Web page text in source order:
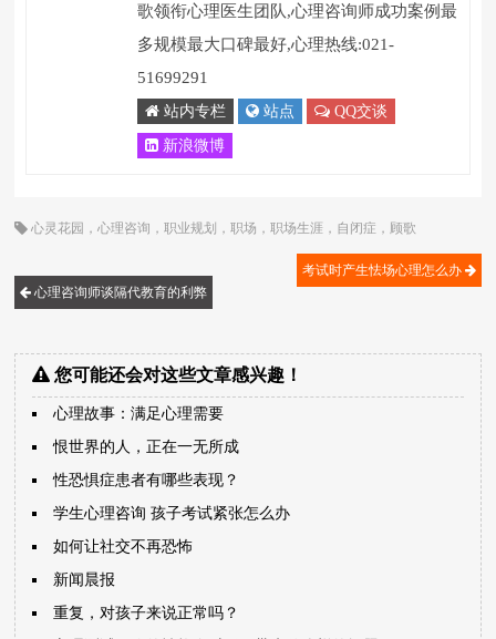
歌领衔心理医生团队,心理咨询师成功案例最
多规模最大口碑最好,心理热线:021-
51699291
站内专栏 站点 QQ交谈
新浪微博
心灵花园 ，心理咨询 ，职业规划 ，职场 ，职场生涯 ， 自闭症 ， 顾歌
心理咨询师谈隔代教育的利弊
考试时产生怯场心理怎么办
您可能还会对这些文章感兴趣！
心理故事：满足心理需要
恨世界的人，正在一无所成
性恐惧症患者有哪些表现？
学生心理咨询 孩子考试紧张怎么办
如何让社交不再恐怖
新闻晨报
重复，对孩子来说正常吗？